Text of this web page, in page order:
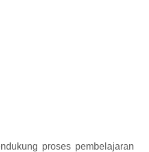
proses pembelajaran